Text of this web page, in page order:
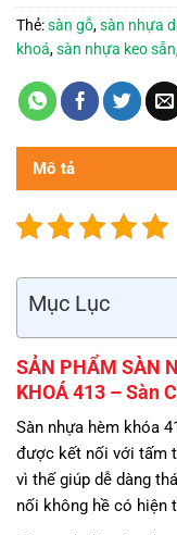
Thẻ:sàn gỗ,sàn nhựa
khoá,sàn nhựa keo sẵn
Mô tả
Mục Lục
SẢN PHẨM SÀN
KHOÁ 413 – Sàn
Sàn nhựa hèm khóa
được kết nối với tấm
vì thế giúp dễ dàng
nối không hề có hiện